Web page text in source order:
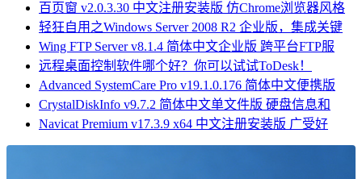
百页窗 v2.0.3.30 中文注册安装版 仿Chrome浏览器风格
轻狂自用之Windows Server 2008 R2 企业版，集成关键
Wing FTP Server v8.1.4 简体中文企业版 跨平台FTP服
远程桌面控制软件哪个好？你可以试试ToDesk！
Advanced SystemCare Pro v19.1.0.176 简体中文便携版
CrystalDiskInfo v9.7.2 简体中文单文件版 硬盘信息和
Navicat Premium v17.3.9 x64 中文注册安装版 广受好